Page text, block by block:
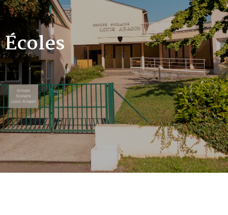
Écoles